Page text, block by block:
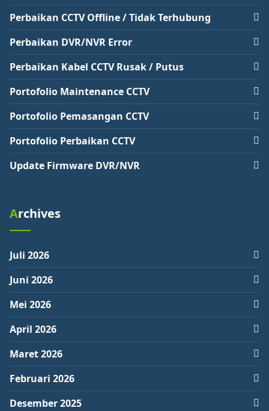
Perbaikan CCTV Offline / Tidak Terhubung
Perbaikan DVR/NVR Error
Perbaikan Kabel CCTV Rusak / Putus
Portofolio Maintenance CCTV
Portofolio Pemasangan CCTV
Portofolio Perbaikan CCTV
Update Firmware DVR/NVR
Archives
Juli 2026
Juni 2026
Mei 2026
April 2026
Maret 2026
Februari 2026
Desember 2025